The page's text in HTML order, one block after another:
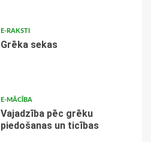
E-RAKSTI
Grēka sekas
E-MĀCĪBA
Vajadzība pēc grēku
piedošanas un ticības